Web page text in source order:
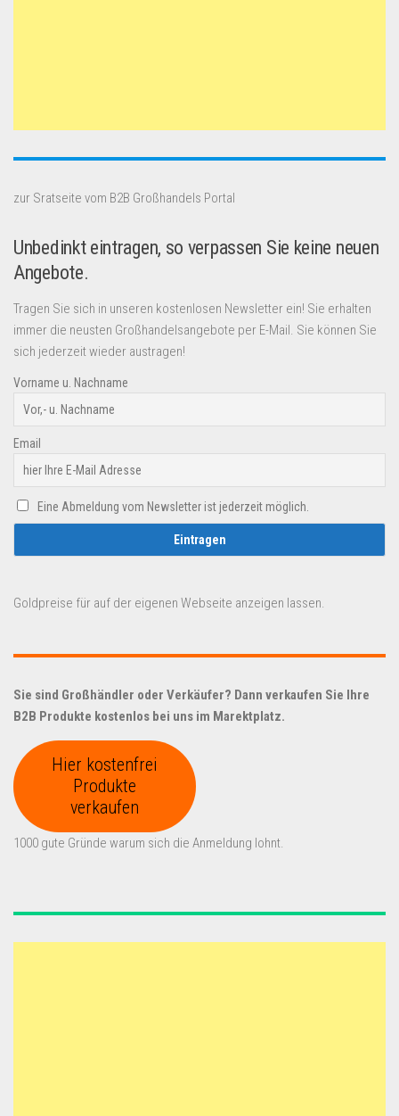
zur Sratseite vom B2B Großhandels Portal
Unbedinkt eintragen, so verpassen Sie keine neuen
Angebote.
Tragen Sie sich in unseren kostenlosen Newsletter ein! Sie erhalten
immer die neusten Großhandelsangebote per E-Mail. Sie können Sie
sich jederzeit wieder austragen!
Vorname u. Nachname
Email
Eine Abmeldung vom Newsletter ist jederzeit möglich.
Goldpreise für auf der eigenen Webseite anzeigen lassen.
Sie sind Großhändler oder Verkäufer? Dann verkaufen Sie Ihre
B2B Produkte kostenlos bei uns im Marektplatz.
Hier kostenfrei
Produkte
verkaufen
1000 gute Gründe warum sich die Anmeldung lohnt.